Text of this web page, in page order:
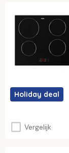
Holiday deal
Vergelijk